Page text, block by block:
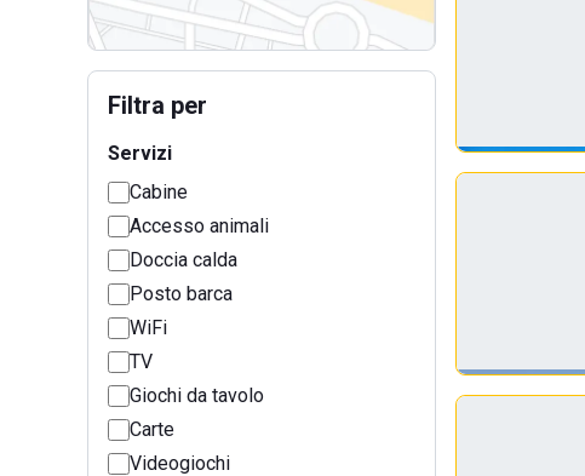
Filtra per
Servizi
Cabine
Accesso animali
Doccia calda
Posto barca
WiFi
TV
Giochi da tavolo
Carte
Videogiochi